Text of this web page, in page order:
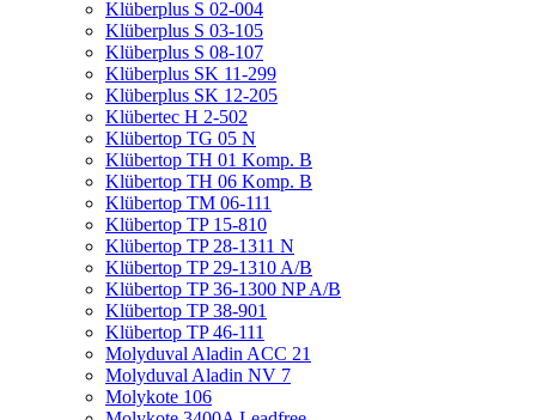
Klüberplus S 02-004
Klüberplus S 03-105
Klüberplus S 08-107
Klüberplus SK 11-299
Klüberplus SK 12-205
Klübertec H 2-502
Klübertop TG 05 N
Klübertop TH 01 Komp. B
Klübertop TH 06 Komp. B
Klübertop TM 06-111
Klübertop TP 15-810
Klübertop TP 28-1311 N
Klübertop TP 29-1310 A/B
Klübertop TP 36-1300 NP A/B
Klübertop TP 38-901
Klübertop TP 46-111
Molyduval Aladin ACC 21
Molyduval Aladin NV 7
Molykote 106